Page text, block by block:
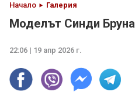
Начало Галерия
Моделът Синди Бруна
22:06 | 19 апр 2026 г.